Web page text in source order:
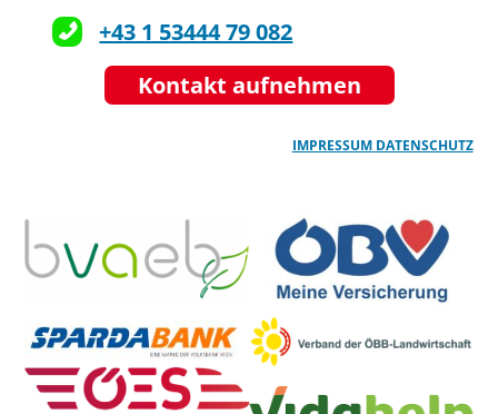
+43 1 53444 79 082
Kontakt aufnehmen
IMPRESSUM DATENSCHUTZ